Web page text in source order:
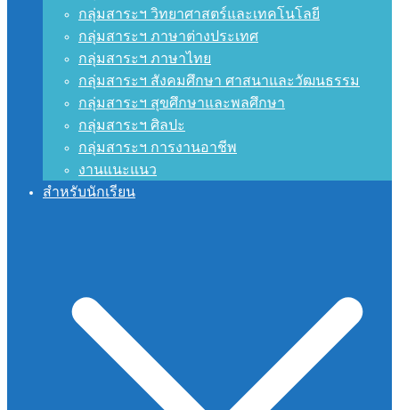
กลุ่มสาระฯ วิทยาศาสตร์และเทคโนโลยี
กลุ่มสาระฯ ภาษาต่างประเทศ
กลุ่มสาระฯ ภาษาไทย
กลุ่มสาระฯ สังคมศึกษา ศาสนาและวัฒนธรรม
กลุ่มสาระฯ สุขศึกษาและพลศึกษา
กลุ่มสาระฯ ศิลปะ
กลุ่มสาระฯ การงานอาชีพ
งานแนะแนว
สำหรับนักเรียน